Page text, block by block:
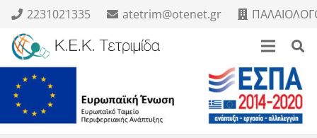
2231021335 atetrim@otenet.gr